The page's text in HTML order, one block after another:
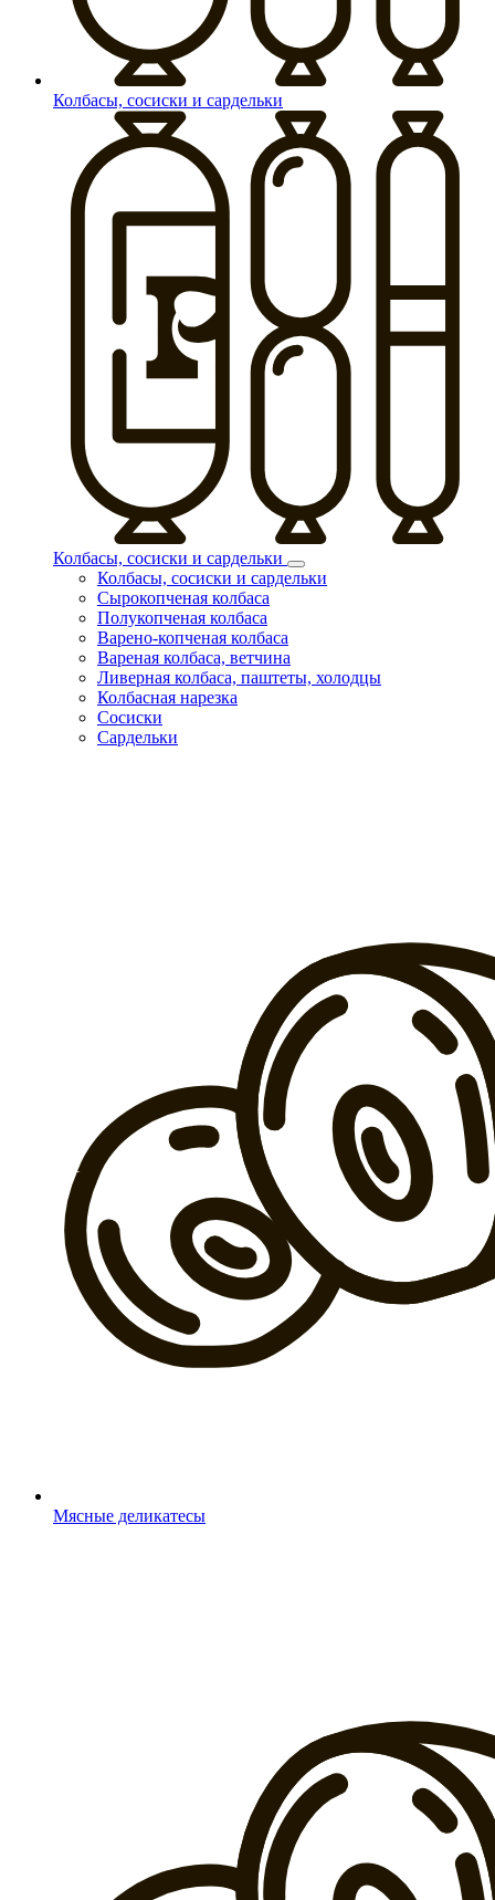
Колбасы, сосиски и сардельки
Колбасы, сосиски и сардельки
Колбасы, сосиски и сардельки
Сырокопченая колбаса
Полукопченая колбаса
Варено-копченая колбаса
Вареная колбаса, ветчина
Ливерная колбаса, паштеты, холодцы
Колбасная нарезка
Сосиски
Сардельки
Мясные деликатесы